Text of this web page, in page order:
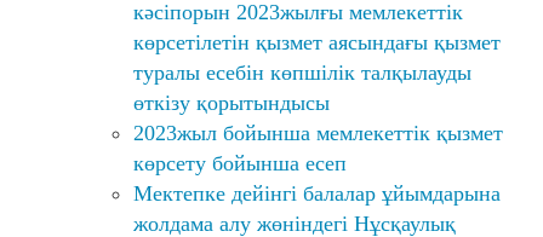
кәсіпорын 2023жылғы мемлекеттік
көрсетілетін қызмет аясындағы қызмет
туралы есебін көпшілік талқылауды
өткізу қорытындысы
2023жыл бойынша мемлекеттік қызмет
көрсету бойынша есеп
Мектепке дейінгі балалар ұйымдарына
жолдама алу жөніндегі Нұсқаулық